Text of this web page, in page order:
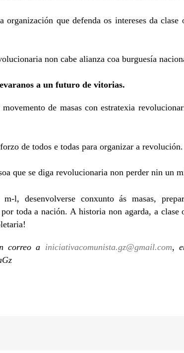
organización que defenda os intereses da clase
non cabe alianza coa burguesía
a un futuro de vitorias.
de masas con estratexia
de todos e todas para organizar a revolución.
que se diga revolucionaria non perder nin un
l, desenvolverse conxunto ás masas,
toda a nación. A historia non agarda, a clase
correo a iniciativacomunista.gz@gmail.com,